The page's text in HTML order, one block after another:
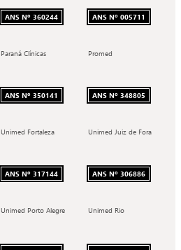
ANS Nº 360244 ANS Nº 005711
Paraná Clínicas
ANS Nº 350141
Promed
ANS Nº 348805
Unimed Fortaleza
ANS Nº 317144
Unimed Juiz de Fora
ANS Nº 306886
Unimed Porto Alegre Unimed Rio